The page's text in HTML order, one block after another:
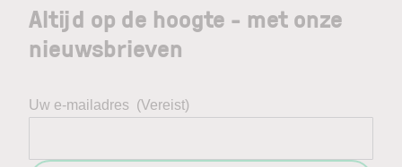
Altijd op de hoogte - met onze
nieuwsbrieven
Uw e-mailadres (Vereist)